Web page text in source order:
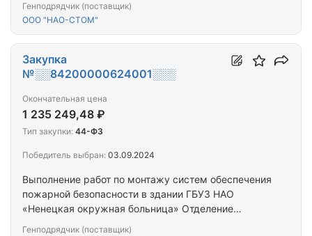
Смидовича, д.32
Генподрядчик (поставщик)
ООО "НАО-СТОМ"
Выполнение работ по монтажу систем обеспечения
пожарной безопасности в здании ГБУЗ НАО
«Ненецкая окружная больница» Отделение
Генподрядчик (поставщик)
Закупка
№░░84200000624001░░░
Окончательная цена
1 235 249,48 ₽
Тип закупки: 44-ФЗ
Победитель выбран: 03.09.2024